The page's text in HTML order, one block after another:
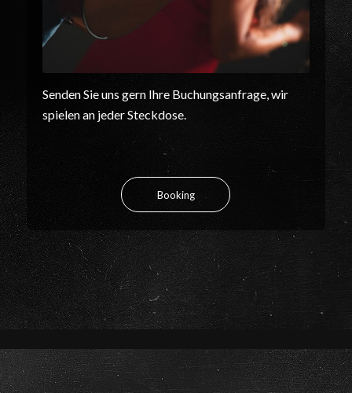
Senden Sie uns gern Ihre Buchungsanfrage, wir
spielen an jeder Steckdose.
Booking